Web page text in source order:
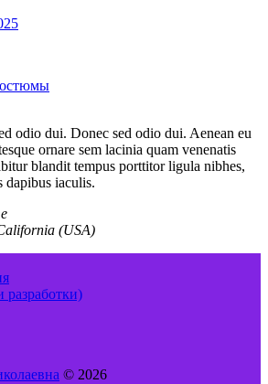
odio dui. Donec sed odio dui. Aenean eu
ornare sem lacinia quam venenatis
blandit tempus porttitor ligula nibhes,
dapibus iaculis.
(USA)
© 2026